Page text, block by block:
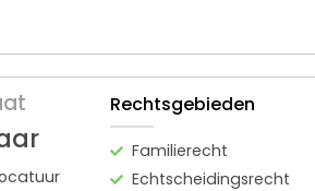
Rechtsgebieden
Familierecht
Echtscheidingsrecht